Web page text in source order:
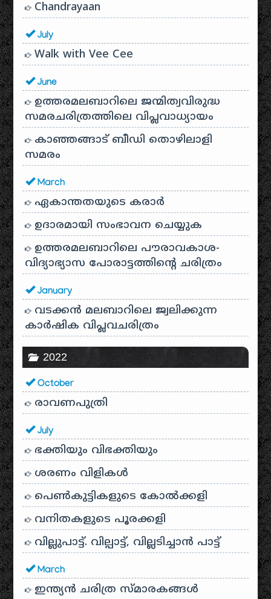
Chandrayaan
July
Walk with Vee Cee
June
ഉത്തരമലബാറിലെ ജന്മിത്വവിരുദ്ധ
സമരചരിത്രത്തിലെ വിപ്ലവാധ്യായം
കാഞ്ഞങ്ങാട് ബീഡി തൊഴിലാളി
സമരം
March
ഏകാന്തതയുടെ കരാർ
ഉദാരമായി സംഭാവന ചെയ്യുക
ഉത്തരമലബാറിലെ പൗരാവകാശ-
വിദ്യാഭ്യാസ പോരാട്ടത്തിന്റെ ചരിത്രം
January
വടക്കൻ മലബാറിലെ ജ്വലിക്കുന്ന
കാർഷിക വിപ്ലവചരിത്രം
2022
October
രാവണപുത്രി
July
ഭക്തിയും വിഭക്തിയും
ശരണം വിളികൾ
പെൺകുട്ടികളുടെ കോൽക്കളി
വനിതകളുടെ പൂരക്കളി
വില്ലുപാട്ട്. വില്പാട്ട്, വില്ലടിച്ചാൻ പാട്ട്
March
ഇന്ത്യൻ ചരിത്ര സ്മാരകങ്ങൾ